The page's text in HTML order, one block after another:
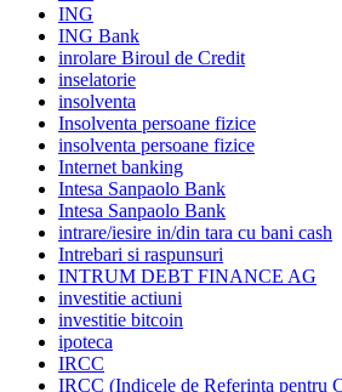
ING
ING Bank
inrolare Biroul de Credit
inselatorie
insolventa
Insolventa persoane fizice
insolventa persoane fizice
Internet banking
Intesa Sanpaolo Bank
Intesa Sanpaolo Bank
intrare/iesire in/din tara cu bani cash
Intrebari si raspunsuri
INTRUM DEBT FINANCE AG
investitie actiuni
investitie bitcoin
ipoteca
IRCC
IRCC (Indicele de Referinta pentru